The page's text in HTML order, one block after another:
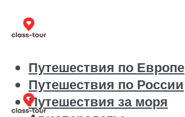
Путешествия по Европе
Путешествия по России
Путешествия за моря